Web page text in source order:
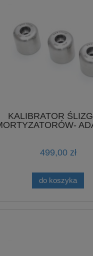
KALIBRATOR
499,00 zł
do koszyka